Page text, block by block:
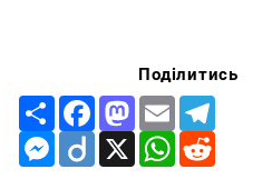
Поділитись
Share FacebookMastodon
Email
Messenger
Diigo X WhatsApp